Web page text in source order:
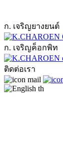
ก. เจริญยางยนต์
ก. เจริญค็อกพิท
ติดต่อเรา
th